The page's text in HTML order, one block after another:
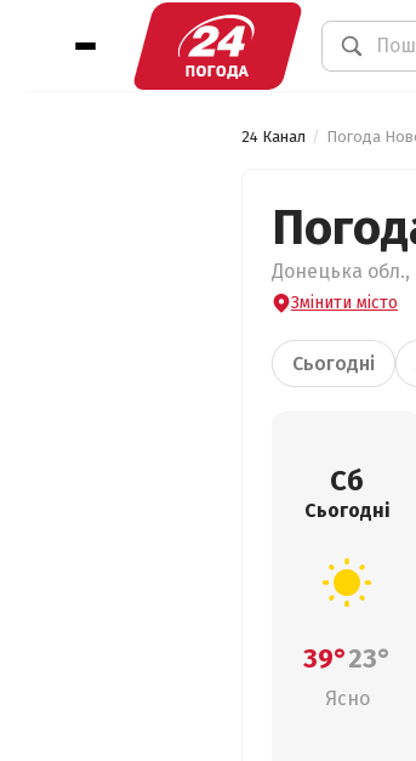
24 Канал Погода
Донецька обл.,
Змінити місто
Сьогодні
Сб
Сьогодні
39°23°
Ясно